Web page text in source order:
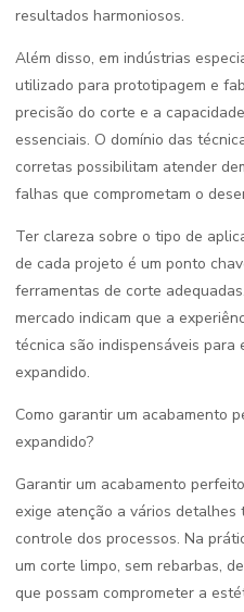
resultados harmoniosos.
Além disso, em indústrias
utilizado para prototipagem e
precisão do corte e a
essenciais. O domínio das
corretas possibilitam atender
falhas que comprometam o
Ter clareza sobre o tipo de
de cada projeto é um ponto
ferramentas de corte
mercado indicam que a
técnica são indispensáveis
expandido.
Como garantir um acabamento
expandido?
Garantir um acabamento
exige atenção a vários detalhes
controle dos processos. Na
um corte limpo, sem rebarbas,
que possam comprometer a